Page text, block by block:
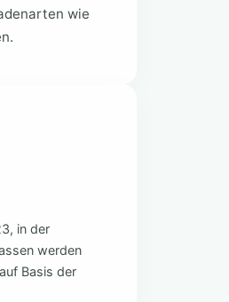
wie
in der
werden
Basis der